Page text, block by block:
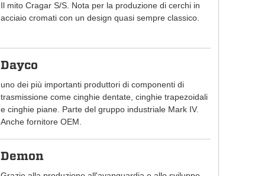
Il mito Cragar S/S. Nota per la produzione di cerchi in
acciaio cromati con un design quasi sempre classico.
Dayco
uno dei più importanti produttori di componenti di
trasmissione come cinghie dentate, cinghie trapezoidali
e cinghie piane. Parte del gruppo industriale Mark IV.
Anche fornitore OEM.
Demon